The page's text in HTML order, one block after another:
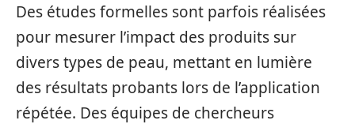
Des études formelles sont parfois réalisées
pour mesurer l’impact des produits sur
divers types de peau, mettant en lumière
des résultats probants lors de l’application
répétée. Des équipes de chercheurs